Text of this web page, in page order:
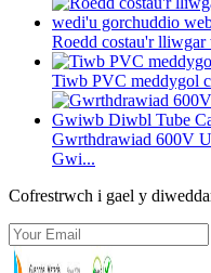
Roedd costau'r
Tiwb PVC meddygol
Gwrthdrawiad 600V
Gwi...
Cofrestrwch i gael y